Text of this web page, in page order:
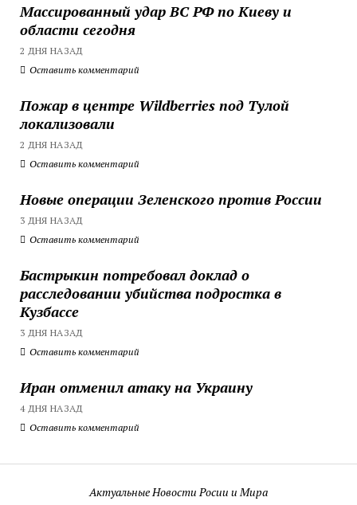
Массированный удар ВС РФ по Киеву и
области сегодня
2 ДНЯ НАЗАД
Оставить комментарий
Пожар в центре Wildberries под Тулой
локализовали
2 ДНЯ НАЗАД
Оставить комментарий
Новые операции Зеленского против России
3 ДНЯ НАЗАД
Оставить комментарий
Бастрыкин потребовал доклад о
расследовании убийства подростка в
Кузбассе
3 ДНЯ НАЗАД
Оставить комментарий
Иран отменил атаку на Украину
4 ДНЯ НАЗАД
Оставить комментарий
Актуальные Новости Росии и Мира